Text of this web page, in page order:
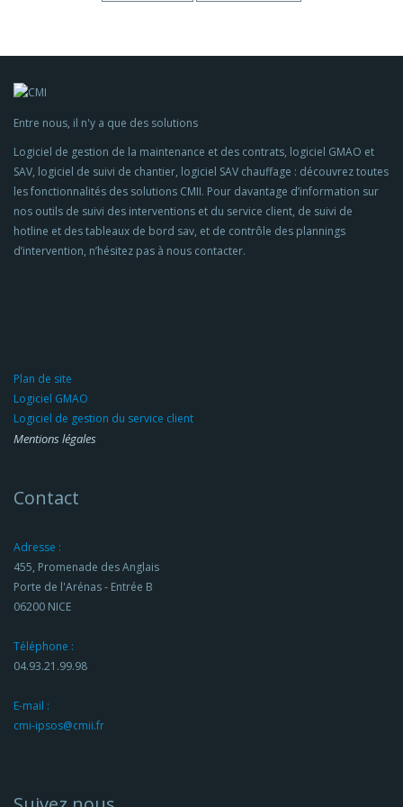
Entre nous, il n'y a que des solutions
Logiciel de gestion de la maintenance et des contrats, logiciel GMAO et
SAV, logiciel de suivi de chantier, logiciel SAV chauffage : découvrez toutes
les fonctionnalités des solutions CMII. Pour davantage d’information sur
nos outils de suivi des interventions et du service client, de suivi de
hotline et des tableaux de bord sav, et de contrôle des plannings
d’intervention, n’hésitez pas à nous contacter.
Plan de site
Logiciel GMAO
Logiciel de gestion du service client
Mentions légales
Contact
Adresse :
455, Promenade des Anglais
Porte de l'Arénas - Entrée B
06200 NICE
Téléphone :
04.93.21.99.98
E-mail :
cmi-ipsos@cmii.fr